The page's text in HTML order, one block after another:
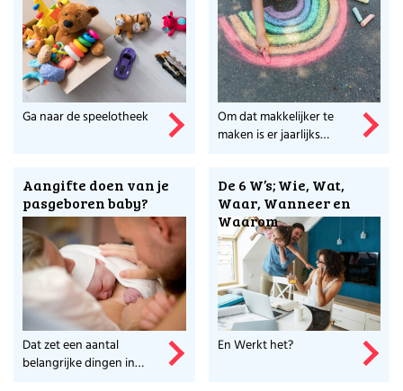
Ga naar de speelotheek
Om dat makkelijker te
maken is er jaarlijks
Aangifte doen van je
pasgeboren baby?
Dat zet een aantal
belangrijke dingen in
De 6 W’s; Wie, Wat,
Waar, Wanneer en
Waarom
En Werkt het?